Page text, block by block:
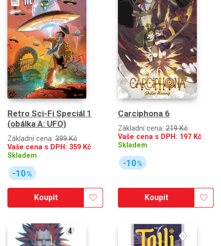
Retro Sci-Fi Speciál 1
(obálka A: UFO)
Základní cena: 399 Kč
Vaše cena s DPH: 359 Kč
Skladem
-10%
Koupit
Carciphona 6
Základní cena: 219 Kč
Vaše cena s DPH: 197 Kč
Skladem
-10%
Koupit